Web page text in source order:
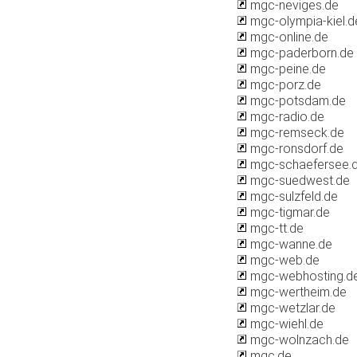
mgc-neviges.de
mgc-olympia-
mgc-online.de
mgc-paderborn.de
mgc-peine.de
mgc-porz.de
mgc-potsdam.de
mgc-radio.de
mgc-remseck.de
mgc-ronsdorf.de
mgc-
mgc-suedwest.de
mgc-sulzfeld.de
mgc-tigmar.de
mgc-tt.de
mgc-wanne.de
mgc-web.de
mgc-
mgc-wertheim.de
mgc-wetzlar.de
mgc-wiehl.de
mgc-wolnzach.de